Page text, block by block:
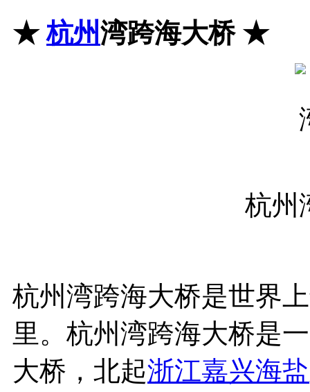
★杭州湾跨海大桥 ★
杭州
杭州湾跨海大桥是世界
里。杭州湾跨海大桥是
大桥，北起浙江嘉兴海盐